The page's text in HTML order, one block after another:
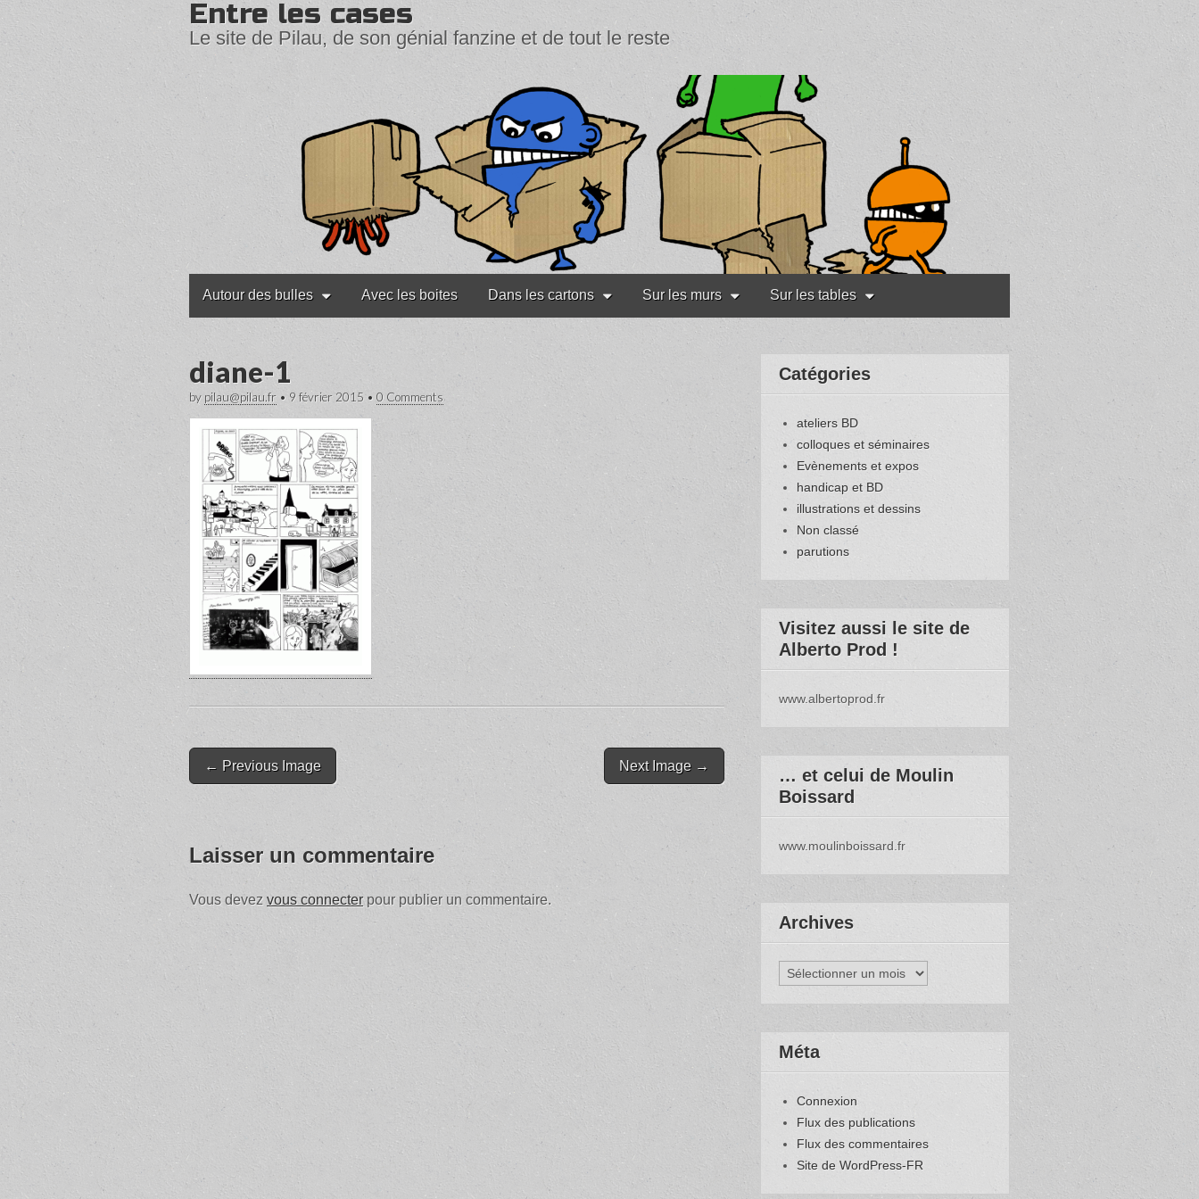
Entre les cases
Le site de Pilau, de son génial fanzine et de tout le reste
Main
menu
Autour des bulles Avec les boites Dans les cartons Sur les murs Sur les tables
diane-1
by pilau@pilau.fr • 9 février 2015 • 0 Comments
Post
navigation
← Previous Image Next Image →
Laisser un commentaire
Vous devez vous connecterpour publier un commentaire.
Catégories
ateliers BD
colloques et séminaires
Evènements et expos
handicap et BD
illustrations et dessins
Non classé
parutions
Visitez aussi le site de
Alberto Prod !
www.albertoprod.fr
… et celui de Moulin
Boissard
www.moulinboissard.fr
Archives
Archives
Méta
Connexion
Flux des publications
Flux des commentaires
Site de WordPress-FR